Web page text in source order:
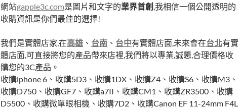
網站gapple3c.com是圖片和文字的業界首創 ,我相信一個公開透明的
收購資訊是你們最佳的選擇!
我們是實體店家,在高雄 、 台南 、 台中有實體店面,未來會在台北有實
體店面,可直接將您的產品帶來店裡,我們將以專業,誠懇,合理價格收
購您的3C產品。
收購iphone 6、收購5D3、收購1DX、收購Z4、收購S6、收購M3、
收購D750、收購GF7、收購a7II、收購CM1、收購ZR3500、收購
D5500、收購微單眼相機、收購7D2、收購Canon EF 11-24mm F4L